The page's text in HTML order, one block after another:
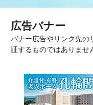
広告バナー
バナー広告やリンク先の
証するものではありませ